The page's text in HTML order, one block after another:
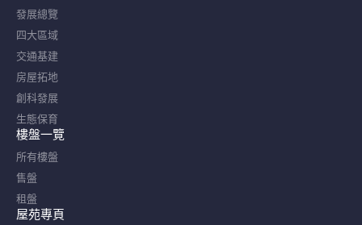
發展總覽
四大區域
交通基建
房屋拓地
創科發展
生態保育
樓盤一覽
所有樓盤
售盤
租盤
屋苑專頁